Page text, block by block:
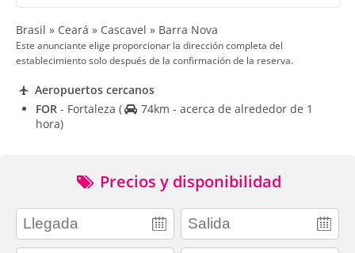
Brasil » Ceará » Cascavel » Barra Nova
Este anunciante elige proporcionar la dirección completa del
establecimiento solo después de la confirmación de la reserva.
Aeropuertos cercanos
FOR - Fortaleza (
74km - acerca de alrededor de 1
hora)
Precios y disponibilidad